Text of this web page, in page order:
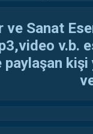
ve Sanat
v.b.
paylaşan